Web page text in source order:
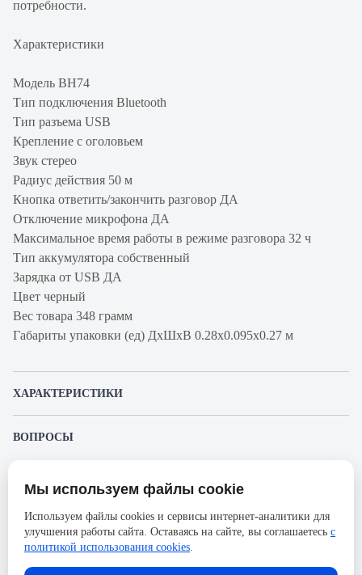
потребности.
Характеристики
Модель BH74
Тип подключения Bluetooth
Тип разъема USB
Крепление с оголовьем
Звук стерео
Радиус действия 50 м
Кнопка ответить/закончить разговор ДА
Отключение микрофона ДА
Максимальное время работы в режиме разговора 32 ч
Тип аккумулятора собственный
Зарядка от USB ДА
Цвет черный
Вес товара 348 грамм
Габариты упаковки (ед) ДхШхВ 0.28х0.095х0.27 м
ХАРАКТЕРИСТИКИ
Ширина, мм
270
Высота, мм
ВОПРОСЫ
Пожалуйста, авторизуйтесь, чтобы иметь
возможность оставлять вопросы.
Представленные изображения и характеристики могут отличаться от реального
без предварительного уведомления. Компания АйДистрибьют не несёт
ответственности в случае не соответствия текущей модели товаров фотографиям,
размещённым в карточке товара.
Мы используем файлы cookie
Используем файлы cookies и сервисы интернет-аналитики для
улучшения работы сайта. Оставаясь на сайте, вы соглашаетесь с
политикой использования cookies.